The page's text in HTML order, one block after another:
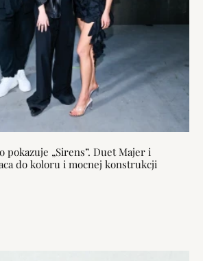
pokazuje „Sirens”. Duet Majer i
do koloru i mocnej konstrukcji